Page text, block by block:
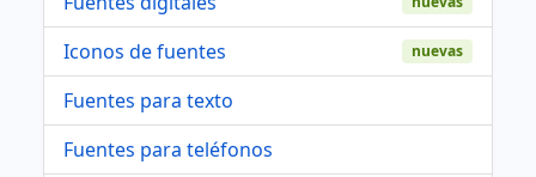
Iconos de fuentes nuevas
Fuentes para texto
Fuentes para teléfonos